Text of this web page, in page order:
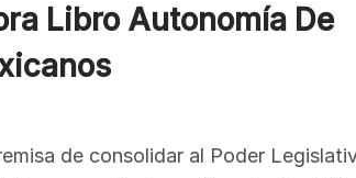
Libro Autonomía De
de consolidar al Poder